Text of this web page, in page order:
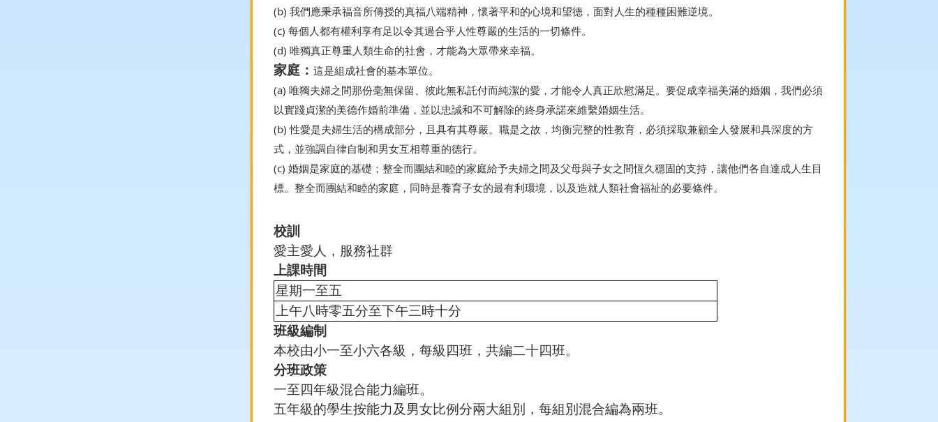
(b) 我們應秉承福音所傳授的真福八端精神，懷著平和的心境和望德，面對人生的種種困難逆境。
(c) 每個人都有權利享有足以令其過合乎人性尊嚴的生活的一切條件。
(d) 唯獨真正尊重人類生命的社會，才能為大眾帶來幸福。
家庭： 這是組成社會的基本單位。
(a) 唯獨夫婦之間那份毫無保留、彼此無私託付而純潔的愛，才能令人真正欣慰滿足。要促成幸福美滿的婚姻，我們必須
以實踐貞潔的美德作婚前準備，並以忠誠和不可解除的終身承諾來維繫婚姻生活。
(b) 性愛是夫婦生活的構成部分，且具有其尊嚴。職是之故，均衡完整的性教育，必須採取兼顧全人發展和具深度的方
式，並強調自律自制和男女互相尊重的德行。
(c) 婚姻是家庭的基礎；整全而團結和睦的家庭給予夫婦之間及父母與子女之間恆久穩固的支持，讓他們各自達成人生目
標。整全而團結和睦的家庭，同時是養育子女的最有利環境，以及造就人類社會福祉的必要條件。
校訓
愛主愛人，服務社群
上課時間
星期一至五
上午八時零五分至下午三時十分
班級編制
本校由小一至小六各級，每級四班，共編二十四班。
分班政策
一至四年級混合能力編班。
五年級的學生按能力及男女比例分兩大組別，每組別混合編為兩班。